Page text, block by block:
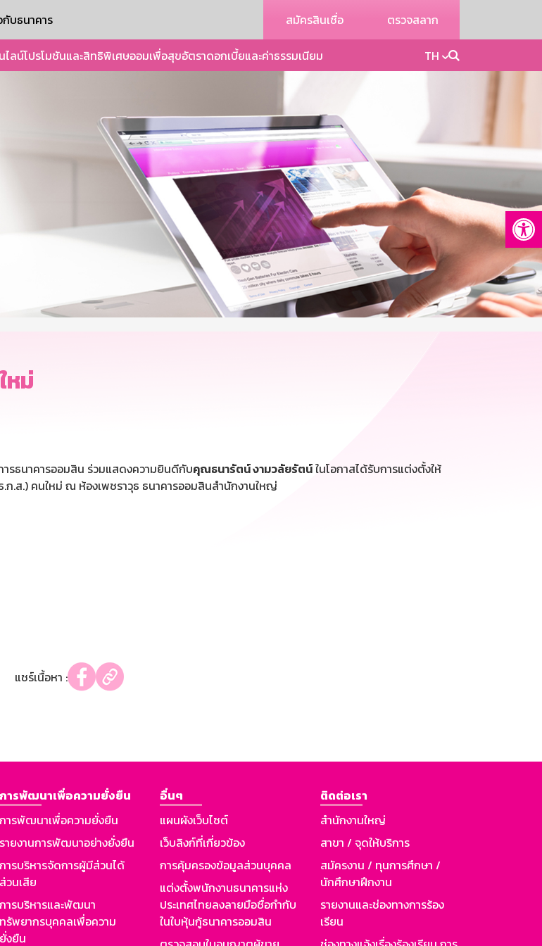
กับธนาคาร สมัครสินเชื่อ ตรวจสลาก
ไลน์โปรโมชันและสิทธิพิเศษออมเพื่อสุขอัตราดอกเบี้ยและค่าธรรมเนียม TH
หม่
ารธนาคารออมสิน ร่วมแสดงความยินดีกับคุณธนารัตน์ งามวลัยรัตน์ในโอกาสได้รับการแต่งตั้งให้
.ส.) คนใหม่ ณ ห้องเพชราวุธ ธนาคารออมสินสำนักงานใหญ่
แชร์เนื้อหา :
การพัฒนาเพื่อความยั่งยืน
การพัฒนาเพื่อความยั่งยืน
รายงานการพัฒนาอย่างยั่งยืน
การบริหารจัดการผู้มีส่วนได้
ส่วนเสีย
การบริหารและพัฒนา
ทรัพยากรบุคคลเพื่อความ
ยั่งยืน
อื่นๆ
แผนผังเว็บไซต์
เว็บลิงก์ที่เกี่ยวข้อง
การคุ้มครองข้อมูลส่วนบุคคล
แต่งตั้งพนักงานธนาคารแห่ง
ประเทศไทยลงลายมือชื่อกำกับ
ในใบหุ้นกู้ธนาคารออมสิน
ติดต่อเรา
สำนักงานใหญ่
สาขา / จุดให้บริการ
สมัครงาน / ทุนการศึกษา /
นักศึกษาฝึกงาน
รายงานและช่องทางการร้อง
เรียน